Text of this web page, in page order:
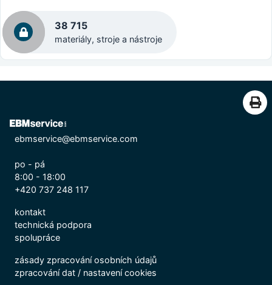
38 715
materiály, stroje a nástroje
ebmservice@ebmservice.com
po - pá
8:00 - 18:00
+420 737 248 117
kontakt
technická podpora
spolupráce
zásady zpracování osobních údajů
zpracování dat/ nastavení cookies